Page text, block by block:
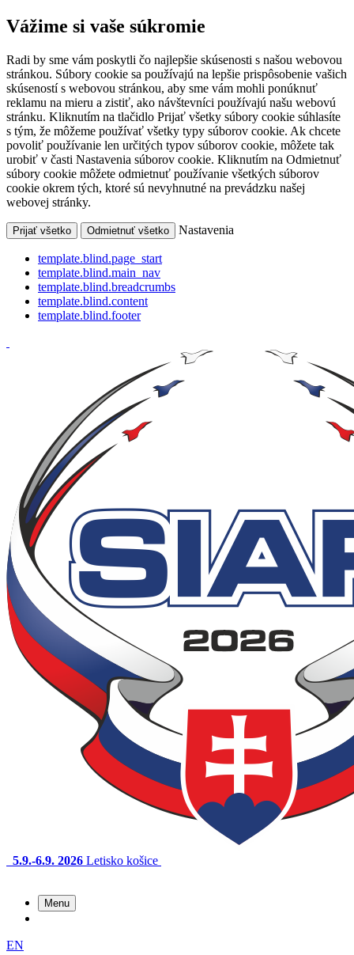
Vážime si vaše súkromie
Radi by sme vám poskytli čo najlepšie skúsenosti s našou webovou
stránkou. Súbory cookie sa používajú na lepšie prispôsobenie vašich
skúseností s webovou stránkou, aby sme vám mohli ponúknuť
reklamu na mieru a zistiť, ako návštevníci používajú našu webovú
stránku. Kliknutím na tlačidlo Prijať všetky súbory cookie súhlasíte
s tým, že môžeme používať všetky typy súborov cookie. Ak chcete
povoliť používanie len určitých typov súborov cookie, môžete tak
urobiť v časti Nastavenia súborov cookie. Kliknutím na Odmietnuť
súbory cookie môžete odmietnuť používanie všetkých súborov
cookie okrem tých, ktoré sú nevyhnutné na prevádzku našej
webovej stránky.
Prijať všetko Odmietnuť všetko Nastavenia
template.blind.page_start
template.blind.main_nav
template.blind.breadcrumbs
template.blind.content
template.blind.footer
5.9.-6.9. 2026 Letisko košice
Menu
EN